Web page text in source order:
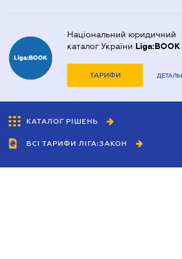
Національний юридичний
каталог України Liga:BOOK
ТАРИФИ
КАТАЛОГ РІШЕНЬ
ВСІ ТАРИФИ ЛІГА:ЗАКОН